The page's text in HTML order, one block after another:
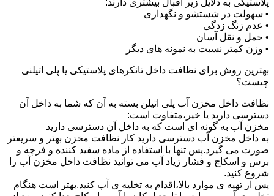
• سهولت در شستشو و نگهداری
• عدم زنگ زدگی
• حمل و نقل آسان
• وزن کمتر نسبت به نمونه های دیگر
بهترین روش برای نظافت داخل تانکرهای پلاستیکی یا پلی اتیلنی
چیست؟
نظافت داخل مخزن آب پلی اتیلن بسته به آن که شما به داخل آن
دسترسی دارید یا خیر،متفاوت است:
مخزن آب به گونه ای است که به داخل آن دسترسی دارید
به داخل مخزن آب دسترسی دارید کار نظافت مخزن بهتر و سریعتر
صورت می گیرد.پس تنها با استفاده از ماده سفید کننده و فرچه و
برس و اسکاچ و فشار زیاد آب می توانید نظافت داخل مخزن آب را
شروع کنید.
پس از تهیه ی موارد بالا،اقدام به تخلیه ی آب کنید.بهتر است هنگام